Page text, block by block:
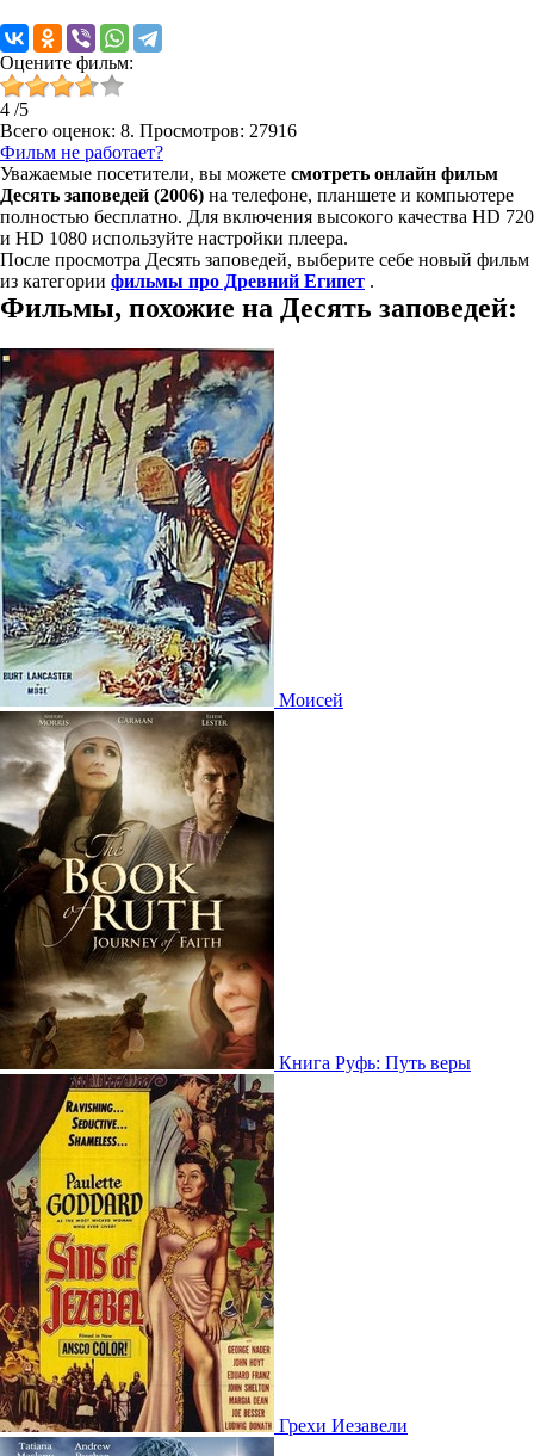
Оцените фильм:
4 /5
Всего оценок: 8. Просмотров: 27916
Фильм не работает?
Уважаемые посетители, вы можете смотреть онлайн фильм
Десять заповедей (2006) на телефоне, планшете и компьютере
полностью бесплатно. Для включения высокого качества HD 720
и HD 1080 используйте настройки плеера.
После просмотра Десять заповедей, выберите себе новый фильм
из категории фильмы про Древний Египет .
Фильмы, похожие на Десять заповедей:
Моисей
Книга Руфь: Путь веры
Грехи Иезавели